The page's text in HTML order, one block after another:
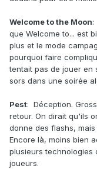
Welcome to the Moon:
que Welcome to... est
plus et le mode
pourquoi faire
tentait pas de jouer en
sors dans une soirée
Pest: Déception.
retour. On dirait qu'ils
donne des flashs,
Encore là, moins bien
plusieurs technologies
joueurs.